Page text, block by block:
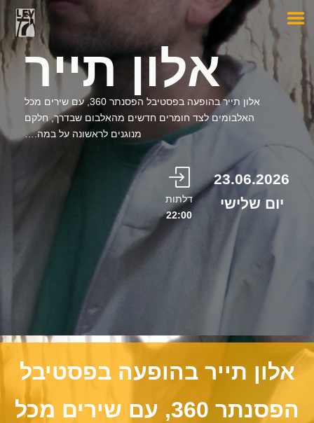
אלון תייר
אלון תייר בהופעה בפסטיבל הפסנתר 360, עם שירים מכל
האלבומים לצד חומרים חדשים מהאלבום שבדרך, חלקם
מנוגנים לראשונה על במה.…
23.06.2026
יום שלישי
דלתות
22:00
אלון תייר בהופעה בפסטיבל
הפסנתר 360, עם שירים מכל